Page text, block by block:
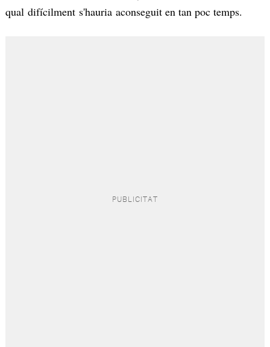
qual difícilment s'hauria aconseguit en tan poc temps.